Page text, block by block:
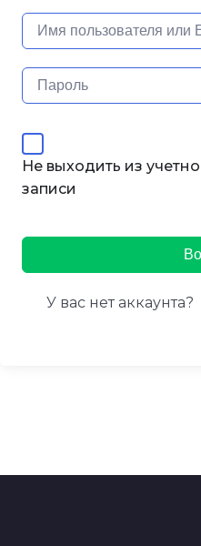
Не выходить из
записи
У вас нет аккаунта?